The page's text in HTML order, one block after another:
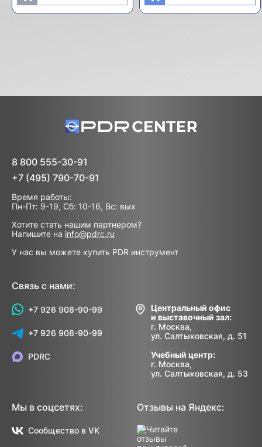
8 800 555-30-91
+7 (495) 790-70-91
Время работы:
Пн-Пт: 9-19, Сб: 10-16, Вс: вых
Хотите стать нашим партнером?
Напишите на info@pdrc.ru
У нас вы можете купить PDR инструмент
Связь с нами:
+7 926 908-90-99
+7 926 908-90-99
Центральный офис
и выставочный зал:
г. Москва,
ул. Салтыковская, д. 51
Учебный центр:
г. Москва,
ул. Салтыковская, д. 53
PDRC
Мы в соцсетях:
Сообщество в VK
Отзывы на Яндекс: